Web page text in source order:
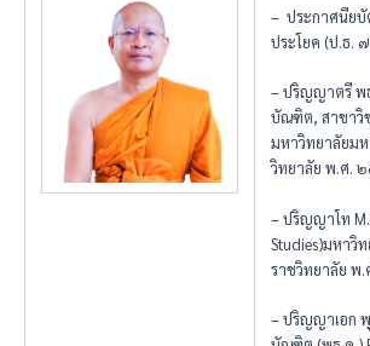
– ประกาศนียบั
ประโยค (ป.ธ.
– ปริญญาตรี พ
บัณฑิต, สาขาวิ
มหาวิทยาลัยม
วิทยาลัย พ.ศ.
– ปริญญา​โท
Studies)​มหาวิ
ราชวิทยาลัย
– ปริญญา​เอก​